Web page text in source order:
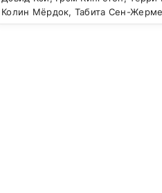
Колин Мёрдок, Табита Сен-